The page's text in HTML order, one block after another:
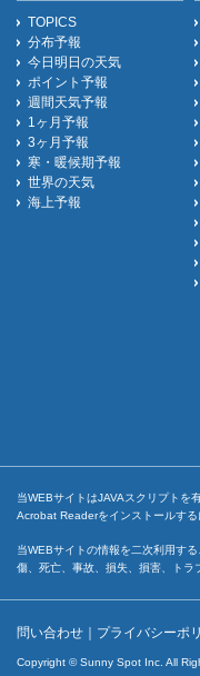
TOPICS
分布予報
今日明日の天気
ポイント予報
週間天気予報
1ヶ月予報
3ヶ月予報
寒・暖候期予報
世界の天気
海上予報
当WEBサイトはJAVAスクリプト
Acrobat Readerをインストールする
当WEBサイトの情報を二次利用す
傷、死亡、事故、損失、損害、ト
問い合わせ ｜ プライバシーポ
Copyright © Sunny Spot Inc. All